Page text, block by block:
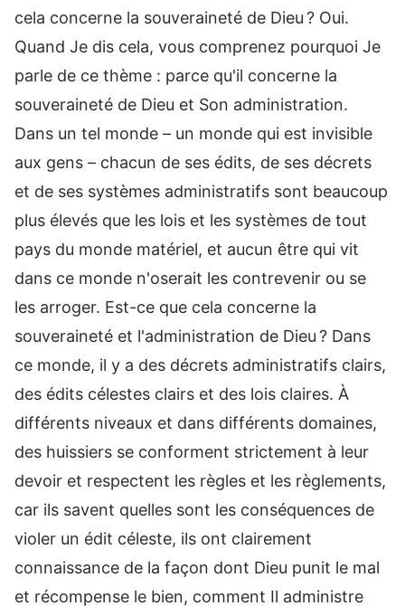
cela concerne la souveraineté de Dieu ? Oui.
Quand Je dis cela, vous comprenez pourquoi Je
parle de ce thème : parce qu'il concerne la
souveraineté de Dieu et Son administration.
Dans un tel monde – un monde qui est invisible
aux gens – chacun de ses édits, de ses décrets
et de ses systèmes administratifs sont beaucoup
plus élevés que les lois et les systèmes de tout
pays du monde matériel, et aucun être qui vit
dans ce monde n'oserait les contrevenir ou se
les arroger. Est-ce que cela concerne la
souveraineté et l'administration de Dieu ? Dans
ce monde, il y a des décrets administratifs clairs,
des édits célestes clairs et des lois claires. À
différents niveaux et dans différents domaines,
des huissiers se conforment strictement à leur
devoir et respectent les règles et les règlements,
car ils savent quelles sont les conséquences de
violer un édit céleste, ils ont clairement
connaissance de la façon dont Dieu punit le mal
et récompense le bien, comment Il administre